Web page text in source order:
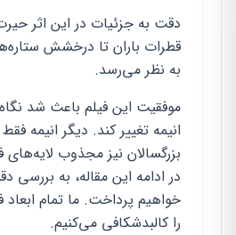
دقت به جزئیات در این اثر
قطرات باران تا درخشش
به نظر می‌رسد.
موفقیت این فیلم باعث شد
انیمه تغییر کند. دیگر انیمه
بزرگسالان نیز مجذوب
در ادامه این مقاله، به بررسی
خواهیم پرداخت. ما تمام
را کالبدشکافی می‌کنیم.